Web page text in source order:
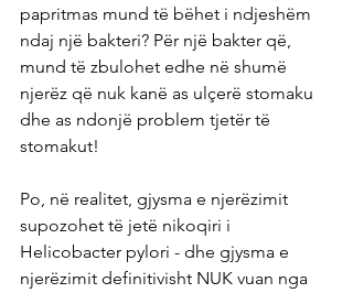
papritmas mund të bëhet i ndjeshëm
ndaj një bakteri? Për një bakter që,
mund të zbulohet edhe në shumë
njerëz që nuk kanë as ulçerë stomaku
dhe as ndonjë problem tjetër të
stomakut!
Po, në realitet, gjysma e njerëzimit
supozohet të jetë nikoqiri i
Helicobacter pylori - dhe gjysma e
njerëzimit definitivisht NUK vuan nga